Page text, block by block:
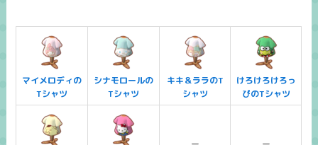
マイメロディの
Tシャツ
シナモロールの
Tシャツ
キキ＆ララのT
シャツ
けろけろけろっ
ぴのTシャツ